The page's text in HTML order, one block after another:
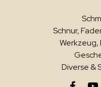
Schnur,
Diverse &